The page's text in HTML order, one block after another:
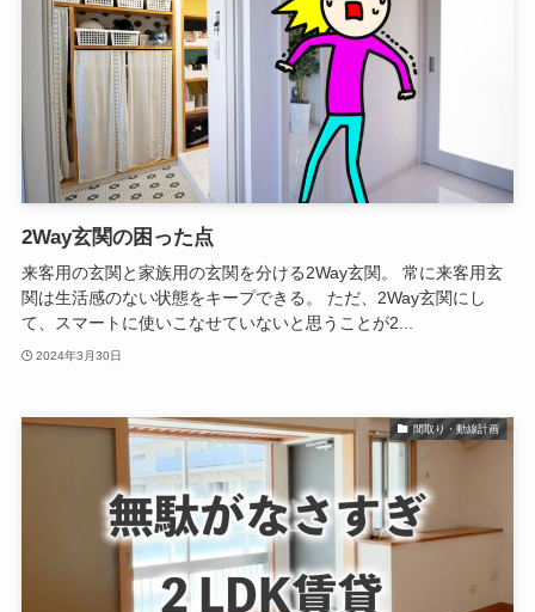
2Way玄関の困った点
来客用の玄関と家族用の玄関を分ける2Way玄関。 常に来客用玄
関は生活感のない状態をキープできる。 ただ、2Way玄関にし
て、スマートに使いこなせていないと思うことが2...
2024年3月30日
間取り・動線計画